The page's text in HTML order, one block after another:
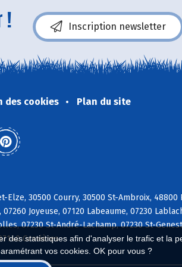
des statistiques afin d'analyser le trafic et la
vos cookies. OK pour vous ?
! Inscription newsletter
des cookies Plan du site
Elze, 30500 Courry, 30500 St-Ambroix,
Joyeuse, 07120 Labeaume, 07230
07230 St-André-Lachamp, 07230 St-
Gravières